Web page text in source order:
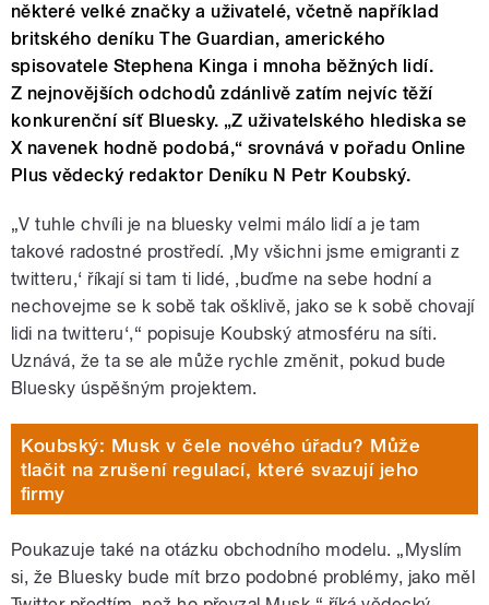
některé velké značky a uživatelé, včetně například
britského deníku The Guardian, amerického
spisovatele Stephena Kinga i mnoha běžných lidí.
Z nejnovějších odchodů zdánlivě zatím nejvíc těží
konkurenční síť Bluesky. „Z uživatelského hlediska se
X navenek hodně podobá,“ srovnává v pořadu Online
Plus vědecký redaktor Deníku N Petr Koubský.
„V tuhle chvíli je na bluesky velmi málo lidí a je tam
takové radostné prostředí. ‚My všichni jsme emigranti z
twitteru,‘ říkají si tam ti lidé, ‚buďme na sebe hodní a
nechovejme se k sobě tak ošklivě, jako se k sobě chovají
lidi na twitteru‘,“ popisuje Koubský atmosféru na síti.
Uznává, že ta se ale může rychle změnit, pokud bude
Bluesky úspěšným projektem.
Koubský: Musk v čele nového úřadu? Může
tlačit na zrušení regulací, které svazují jeho
firmy
Poukazuje také na otázku obchodního modelu. „Myslím
si, že Bluesky bude mít brzo podobné problémy, jako měl